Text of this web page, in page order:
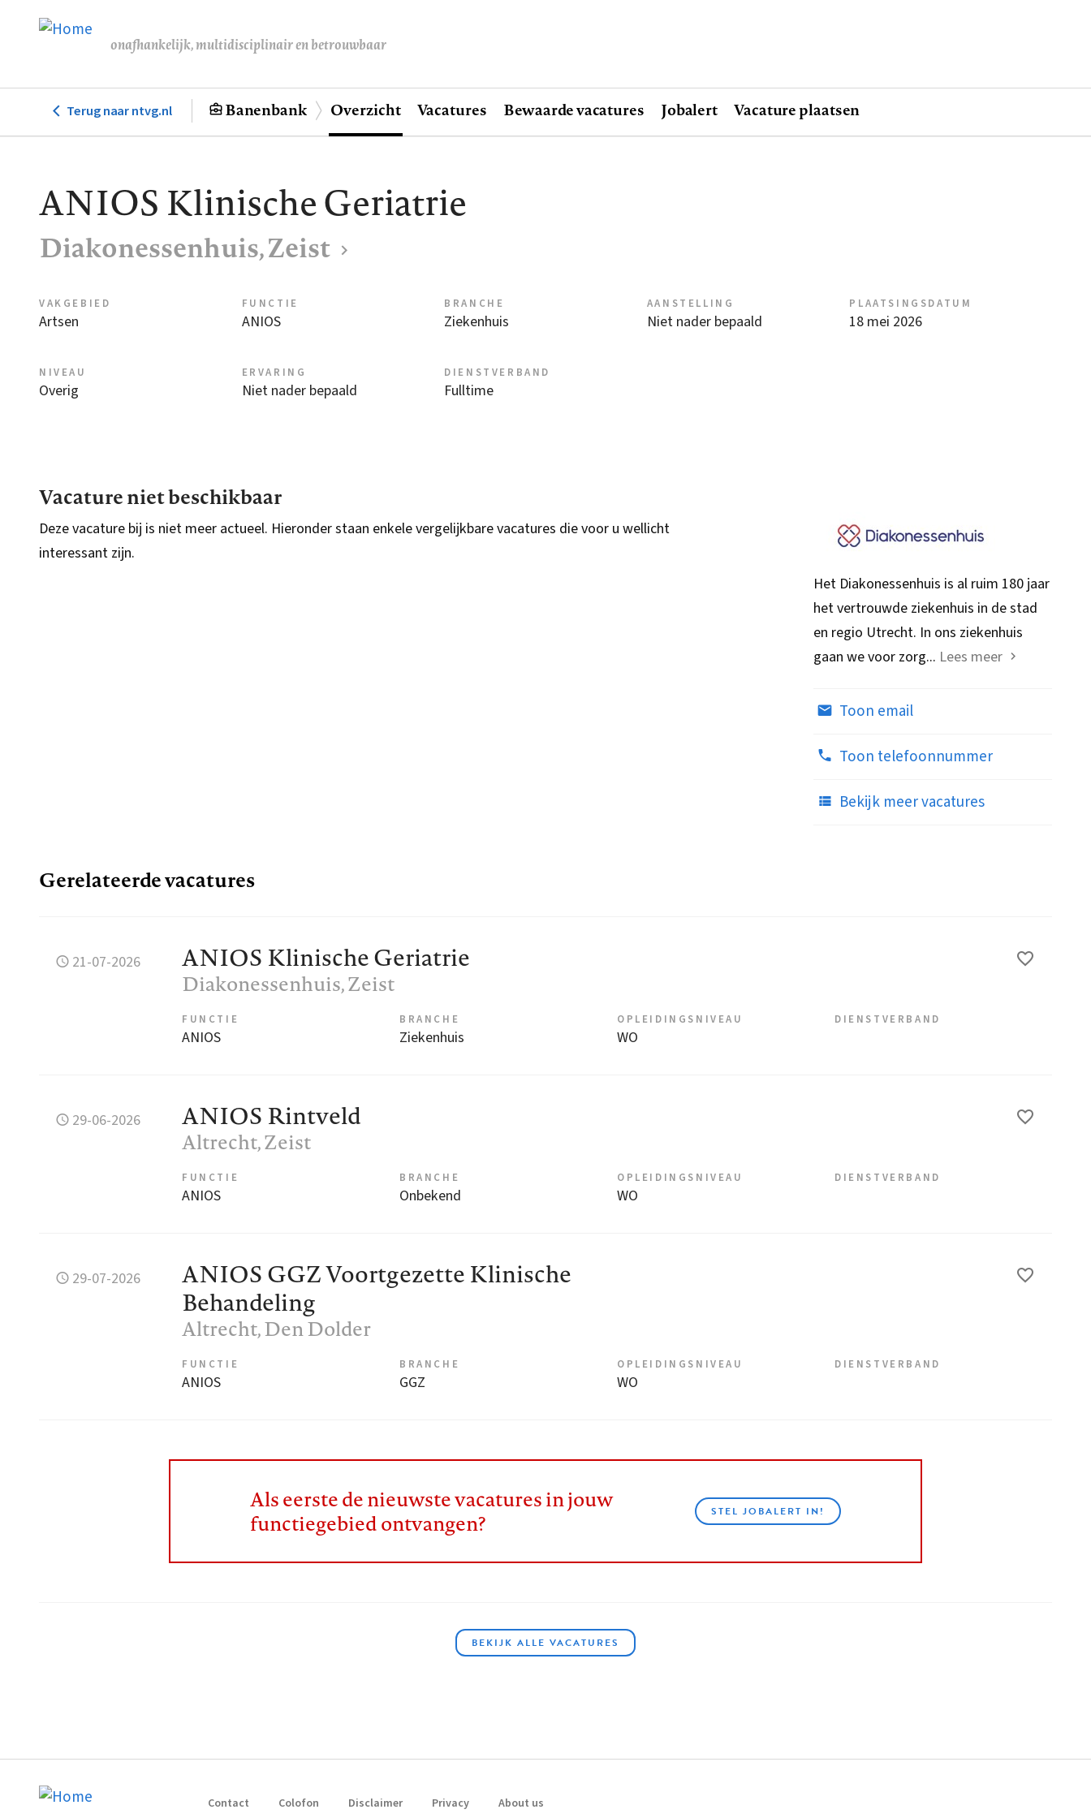
de
onafhankelijk, multidisciplinair en betrouwbaar
Hoofdnavigatie
Terug naar ntvg.nl Banenbank Overzicht Vacatures Bewaarde vacatures Jobalert Vacature plaatsen
ANIOS Klinische Geriatrie
Diakonessenhuis, Zeist
VAKGEBIED
Artsen
FUNCTIE
ANIOS
BRANCHE
Ziekenhuis
AANSTELLING
Niet nader bepaald
PLAATSINGSDATUM
18 mei 2026
NIVEAU
Overig
ERVARING
Niet nader bepaald
DIENSTVERBAND
Fulltime
Vacature niet beschikbaar
Deze vacature bij is niet meer actueel. Hieronder staan enkele vergelijkbare vacatures die voor u wellicht
interessant zijn.
Het Diakonessenhuis is al ruim 180 jaar
het vertrouwde ziekenhuis in de stad
en regio Utrecht. In ons ziekenhuis
gaan we voor zorg... Lees meer
Toon email
Toon telefoonnummer
Bekijk meer vacatures
Gerelateerde vacatures
21-07-2026 ANIOS Klinische Geriatrie
Diakonessenhuis, Zeist
FUNCTIE
ANIOS
BRANCHE
Ziekenhuis
OPLEIDINGSNIVEAU
WO
DIENSTVERBAND
29-06-2026 ANIOS Rintveld
Altrecht, Zeist
FUNCTIE
ANIOS
BRANCHE
Onbekend
OPLEIDINGSNIVEAU
WO
DIENSTVERBAND
29-07-2026
ANIOS GGZ Voortgezette Klinische
Behandeling
Altrecht, Den Dolder
FUNCTIE
ANIOS
BRANCHE
GGZ
OPLEIDINGSNIVEAU
WO
DIENSTVERBAND
Als eerste de nieuwste vacatures in jouw
functiegebied ontvangen?
STEL JOBALERT IN!
BEKIJK ALLE VACATURES
Contact Colofon Disclaimer Privacy About us